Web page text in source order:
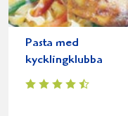
Pasta med
kycklingklubba